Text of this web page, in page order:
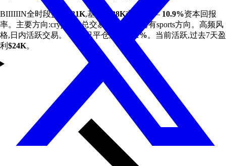
BIIIIIIN全时段盈利 $21K,基于 $188K交易量 — 10.9%资本回报
率。主要方向:crypto(占总交易量
),另有sports方向。高频风
格,日内活跃交易。 49笔已平仓胜率
55.1%。当前活跃,过去7天盈
利 $24K。